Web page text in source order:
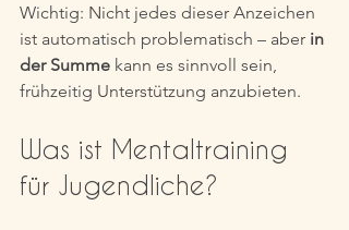
Wichtig: Nicht jedes dieser Anzeichen
ist automatisch problematisch – aber in
der Summe kann es sinnvoll sein,
frühzeitig Unterstützung anzubieten.
Was ist Mentaltraining
für Jugendliche?